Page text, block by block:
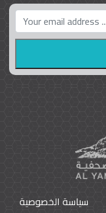
سياسة الخصوصية